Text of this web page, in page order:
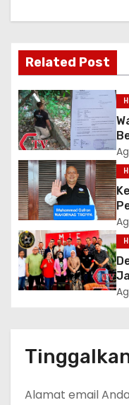
Related Post
Alamat email